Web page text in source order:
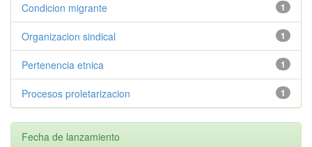
1
Condicion migrante
1
Organizacion sindical
1
Pertenencia etnica
1
Procesos proletarizacion
Fecha de lanzamiento